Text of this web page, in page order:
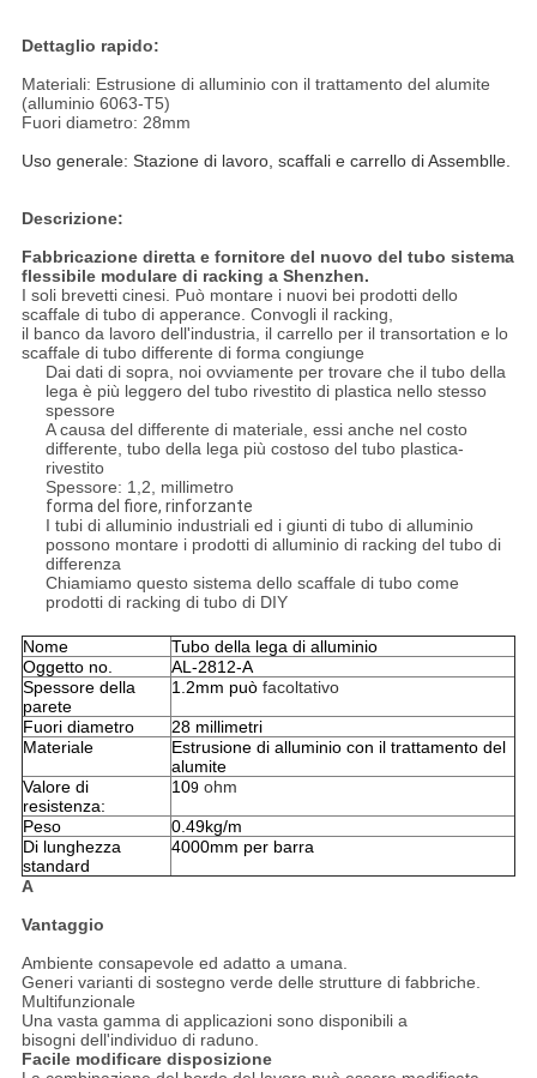
Dettaglio rapido:
Materiali: Estrusione di alluminio con il trattamento del alumite
(alluminio 6063-T5)
Fuori diametro: 28mm
Uso generale: Stazione di lavoro, scaffali e carrello di Assemblle.
Descrizione:
Fabbricazione diretta e fornitore del nuovo del tubo sistema
flessibile modulare di racking a Shenzhen.
I soli brevetti cinesi. Può montare i nuovi bei prodotti dello
scaffale di tubo di apperance. Convogli il racking,
il banco da lavoro dell'industria, il carrello per il transortation e lo
scaffale di tubo differente di forma congiunge
Dai dati di sopra, noi ovviamente per trovare che il tubo della
lega è più leggero del tubo rivestito di plastica nello stesso
spessore
A causa del differente di materiale, essi anche nel costo
differente, tubo della lega più costoso del tubo plastica-
rivestito
Spessore: 1,2, millimetro
forma del fiore, rinforzante
I tubi di alluminio industriali ed i giunti di tubo di alluminio
possono montare i prodotti di alluminio di racking del tubo di
differenza
Chiamiamo questo sistema dello scaffale di tubo come
prodotti di racking di tubo di DIY
Nome
Tubo della lega di alluminio
Oggetto no.
AL-2812-A
Spessore della
parete
1.2mm può facoltativo
Fuori diametro
28 millimetri
Materiale
Estrusione di alluminio con il trattamento del
alumite
Valore di
resistenza:
109 ohm
Peso
0.49kg/m
Di lunghezza
standard
4000mm per barra
A
Vantaggio
Ambiente consapevole ed adatto a umana.
Generi varianti di sostegno verde delle strutture di fabbriche.
Multifunzionale
Una vasta gamma di applicazioni sono disponibili a
bisogni dell'individuo di raduno.
Facile modificare disposizione